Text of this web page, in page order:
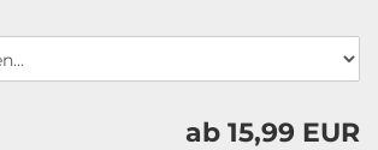
ab 15,99 EUR